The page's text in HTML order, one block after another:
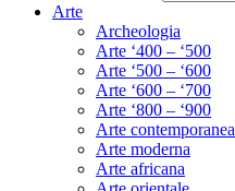
Arte
Archeologia
Arte ‘400 – ‘500
Arte ‘500 – ‘600
Arte ‘600 – ‘700
Arte ‘800 – ‘900
Arte contemporanea
Arte moderna
Arte africana